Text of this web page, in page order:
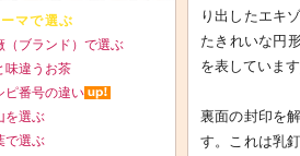
り出したエキ
たきれいな円
を表しています)
裏面の封印を
す。これは乳
マで選ぶ
（ブランド）で選ぶ
味違うお茶
ピ番号の違い
を選ぶ
で選ぶ